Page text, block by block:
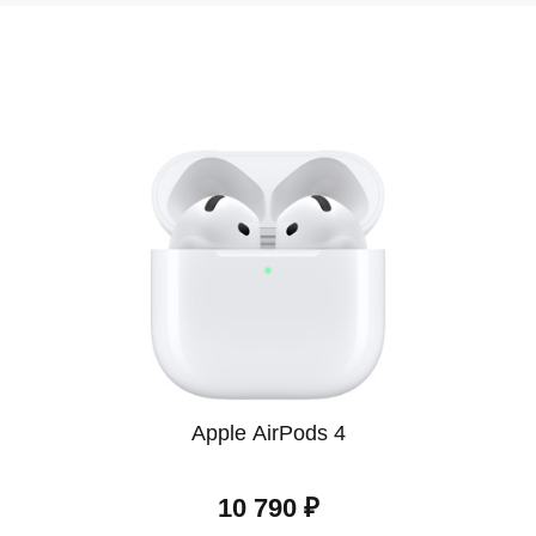
кредитования с простым оформлением.
ваше доверие и стремимся предложить лучший сервис.
через наш сайт и получайте качественный продукт с
прозрачны, чтобы вы могли принимать решения с
Apple AirPods 4
10 790 ₽